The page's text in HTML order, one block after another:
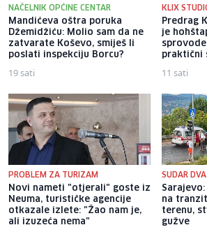
NAČELNIK OPĆINE CENTAR
Mandićeva oštra poruka
Džemidžiću: Molio sam da ne
zatvarate Koševo, smiješ li
poslati inspekciju Borcu?
19 sati
KLIX
Predrag
je
praktični
11 sati
PROBLEM ZA TURIZAM
Novi nameti "otjerali" goste iz
Neuma, turističke agencije
otkazale izlete: "Žao nam je,
ali izuzeća nema"
SUDAR
na
terenu,
gužve